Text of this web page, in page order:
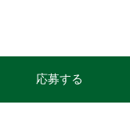
応募する